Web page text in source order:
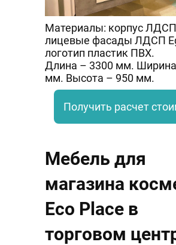
Материалы: корпус ЛДСП
лицевые фасады ЛДСП
логотип пластик ПВХ.
Длина – 3300 мм.
мм. Высота – 950 мм.
Получить расчет
Мебель для
магазина
Eco Place в
торговом